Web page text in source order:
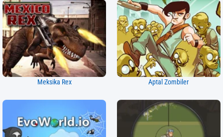
Meksika Rex Aptal Zombiler